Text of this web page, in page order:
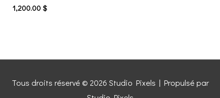
1,200.00 $
Tous droits réservé © 2026 Studio Pixels | Propulsé par